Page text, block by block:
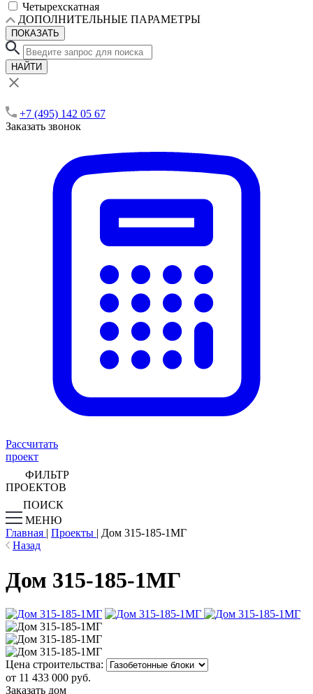
Четырехскатная
ДОПОЛНИТЕЛЬНЫЕ ПАРАМЕТРЫ
ПОКАЗАТЬ
НАЙТИ
+7 (495) 142 05 67
Заказать звонок
Рассчитать
проект
ФИЛЬТР
ПРОЕКТОВ
ПОИСК
МЕНЮ
Главная | Проекты | Дом 315-185-1МГ
Назад
Дом 315-185-1МГ
Цена строительства:
от 11 433 000 руб.
Заказать дом